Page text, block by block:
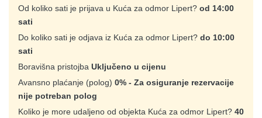
Od koliko sati je prijava u Kuća za odmor Lipert? od 14:00
sati
Do koliko sati je odjava iz Kuća za odmor Lipert? do 10:00
sati
Boravišna pristojba Uključeno u cijenu
Avansno plaćanje (polog) 0% - Za osiguranje rezervacije
nije potreban polog
Koliko je more udaljeno od objekta Kuća za odmor Lipert? 40